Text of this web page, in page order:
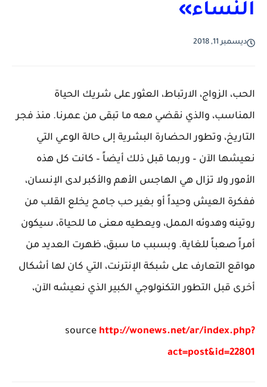
النساء»
ديسمبر 11, 2018
الحب، الزواج، الارتباط، العثور على شريك الحياة
المناسب، والذي نقضي معه ما تبقى من عمرنا. منذ فجر
التاريخ، وتطور الحضارة البشرية إلى حالة الوعي التي
نعيشها الآن – وربما قبل ذلك أيضاً – كانت كل هذه
الأمور ولا تزال هي الهاجس الأهم والأكبر لدى الإنسان،
ففكرة العيش وحيداً أو بغير حب جامح يخلع القلب من
روتينه وهدوئه الممل، ويعطيه معنى ما للحياة، سيكون
أمراً صعباً للغاية. وبسبب ما سبق، ظهرت العديد من
مواقع التعارف على شبكة الإنترنت، التي كان لها أشكال
أخرى قبل التطور التكنولوجي الكبير الذي نعيشه الآن،
source http://wonews.net/ar/index.php?
act=post&id=22801